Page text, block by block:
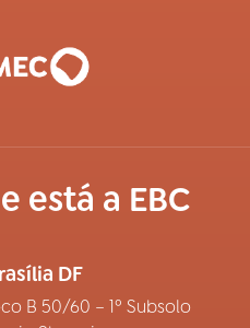
está a EBC
DF
B 50/60 – 1º Subsolo